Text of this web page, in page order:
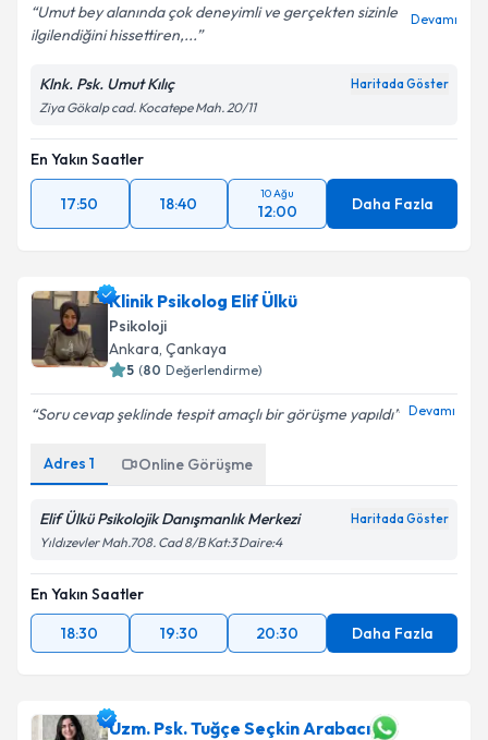
Umut bey alanında çok deneyimli ve gerçekten sizinle
ilgilendiğini hissettiren,...
Devamı
Klnk. Psk. Umut Kılıç Haritada Göster
Ziya Gökalp cad. Kocatepe Mah. 20/11
En Yakın Saatler
17:50 18:40
10 Ağu
12:00 Daha Fazla
Klinik Psikolog Elif Ülkü
Psikoloji
Ankara, Çankaya
5 (80 Değerlendirme)
Soru cevap şeklinde tespit amaçlı bir görüşme yapıldı Devamı
Adres 1 Online Görüşme
Elif Ülkü Psikolojik Danışmanlık Merkezi Haritada Göster
Yıldızevler Mah.708. Cad 8/B Kat:3 Daire:4
En Yakın Saatler
18:30
19:30 20:30 Daha Fazla
Uzm. Psk. Tuğçe Seçkin Arabacı